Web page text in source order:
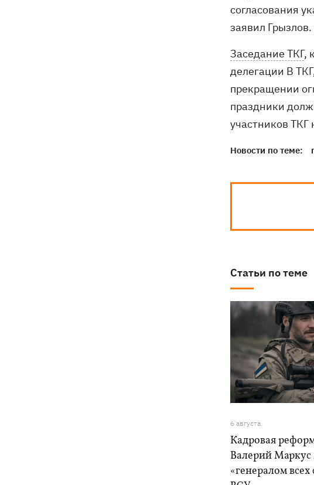
согласования
заявил Грызлов.
Заседание ТКГ,
делегации В
прекращении
праздники
участников ТКГ
Новости по теме:
Статьи по теме
6 августа
Кадровая
Валерий Маркус
«генералом